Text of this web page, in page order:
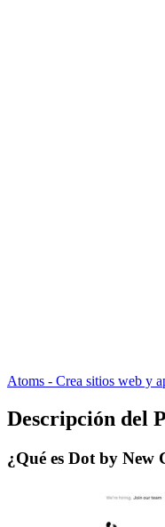
Atoms - Crea sitios web y
Descripción del
¿Qué es Dot by New